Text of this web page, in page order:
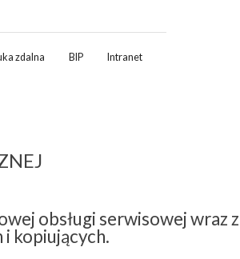
zdalna BIP Intranet
obsługi serwisowej wraz
kopiujących.